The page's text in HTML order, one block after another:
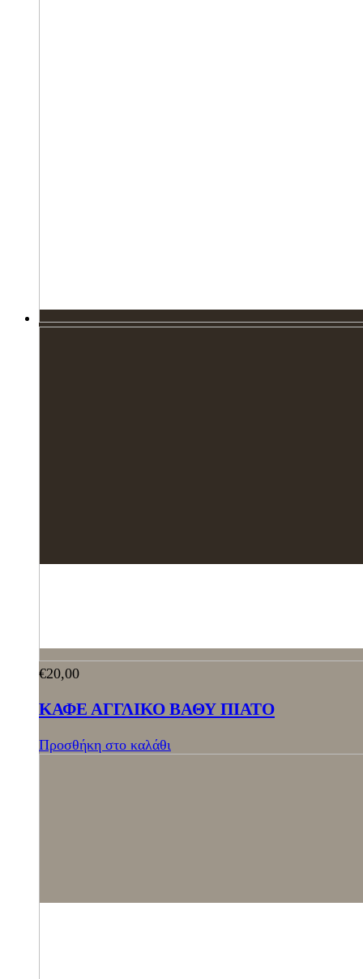
€20,00
ΚΑΦΕ ΑΓΓΛΙΚΟ ΒΑΘΥ ΠΙΑΤΟ
Προσθήκη στο καλάθι